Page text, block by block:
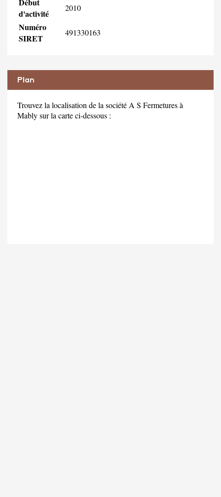
d'activité
2010
Numéro
SIRET
491330163
Plan
Trouvez la localisation de la société A S Fermetures à
Mably sur la carte ci-dessous :